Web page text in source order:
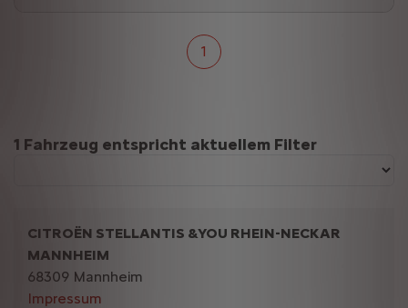
1
Suchergebnisse
1 Fahrzeug entspricht aktuellem Filter
CITROËN STELLANTIS &YOU RHEIN-NECKAR
MANNHEIM
68309 Mannheim
Impressum